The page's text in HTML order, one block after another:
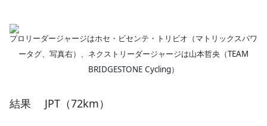
プロリーダージャージはホセ・ビセンテ・トリビオ（マトリックスパワ
ータグ、写真右）、ネクストリーダージャージは山本哲央（TEAM
BRIDGESTONE Cycling）
結果 JPT（72km）